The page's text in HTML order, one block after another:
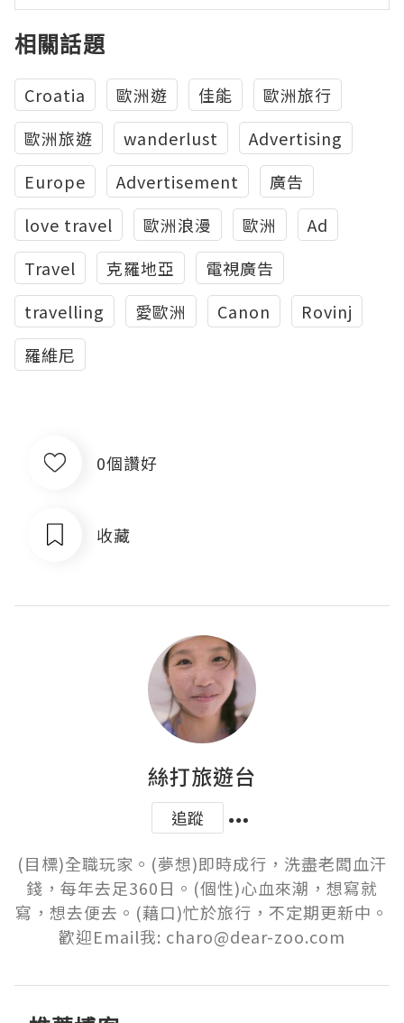
相關話題
Croatia 歐洲遊 佳能
歐洲旅行
歐洲旅遊
wanderlust
Advertising
Europe
Advertisement
廣告
love travel
歐洲浪漫 歐洲
Ad
Travel
克羅地亞
電視廣告
travelling
愛歐洲 Canon
Rovinj
羅維尼
0個讚好
收藏
絲打旅遊台
追蹤
(目標)全職玩家。(夢想)即時成行，洗盡老闆血汗
錢，每年去足360日。(個性)心血來潮，想寫就
寫，想去便去。(藉口)忙於旅行，不定期更新中。
歡迎Email我: charo@dear-zoo.com